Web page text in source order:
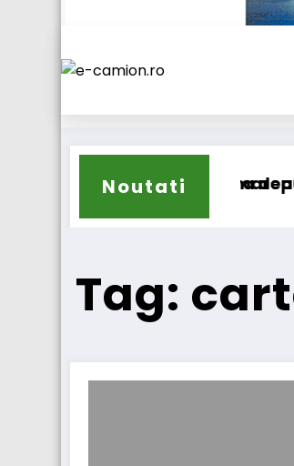
Noutati
transformarea schemei de
STB a depus la
Tag: